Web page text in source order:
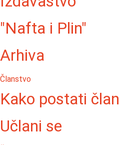
"Nafta i Plin"
Arhiva
Članstvo
Kako postati član
Učlani se